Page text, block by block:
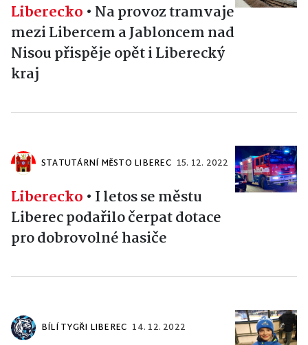
Liberecko • Na provoz tramvaje
mezi Libercem a Jabloncem nad
Nisou přispěje opět i Liberecký
kraj
STATUTÁRNÍ MĚSTO LIBEREC 15. 12. 2022
Liberecko • I letos se městu
Liberec podařilo čerpat dotace
pro dobrovolné hasiče
BÍLÍ TYGŘI LIBEREC 14. 12. 2022